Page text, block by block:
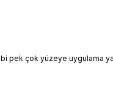
pek çok yüzeye uygulama